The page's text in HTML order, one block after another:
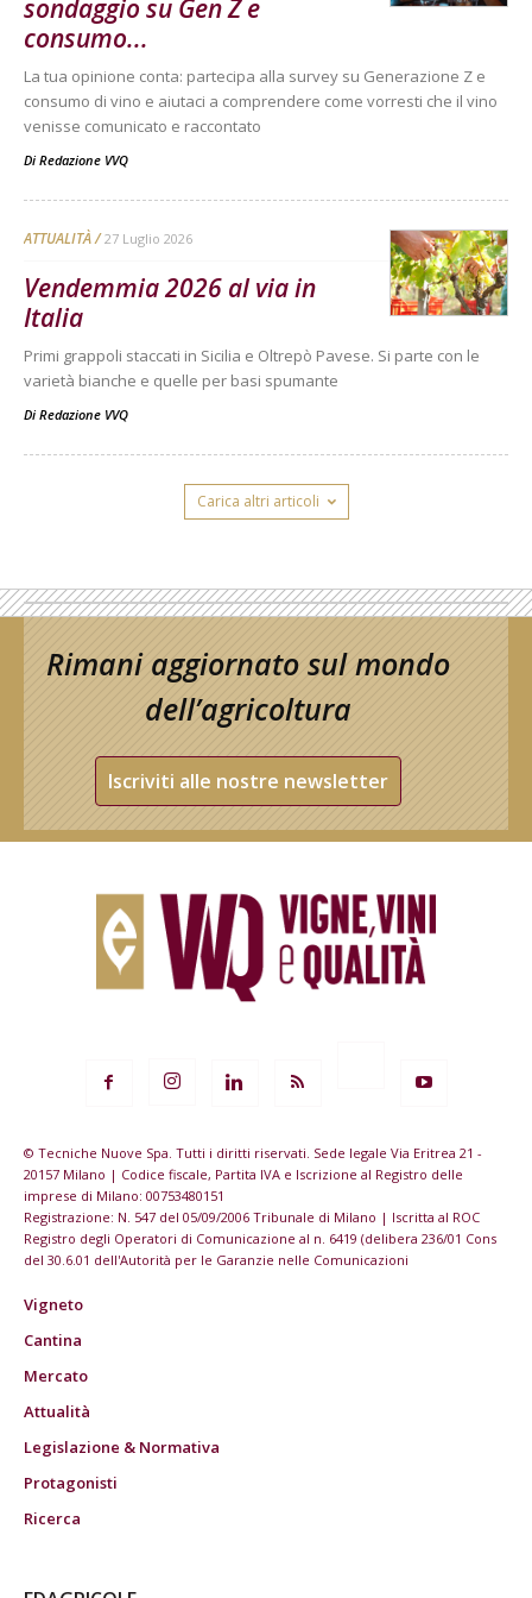
sondaggio su Gen Z e
consumo...
La tua opinione conta: partecipa alla survey su Generazione Z e
consumo di vino e aiutaci a comprendere come vorresti che il vino
venisse comunicato e raccontato
Di Redazione VVQ
ATTUALITÀ 27 Luglio 2026
Vendemmia 2026 al via in
Italia
Primi grappoli staccati in Sicilia e Oltrepò Pavese. Si parte con le
varietà bianche e quelle per basi spumante
Di Redazione VVQ
Carica altri articoli
Rimani aggiornato sul mondo
dell’agricoltura
Iscriviti alle nostre newsletter
© Tecniche Nuove Spa. Tutti i diritti riservati. Sede legale Via Eritrea 21 -
20157 Milano | Codice fiscale, Partita IVA e Iscrizione al Registro delle
imprese di Milano: 00753480151
Registrazione: N. 547 del 05/09/2006 Tribunale di Milano | Iscritta al ROC
Registro degli Operatori di Comunicazione al n. 6419 (delibera 236/01 Cons
del 30.6.01 dell'Autorità per le Garanzie nelle Comunicazioni
Vigneto
Cantina
Mercato
Attualità
Legislazione & Normativa
Protagonisti
Ricerca